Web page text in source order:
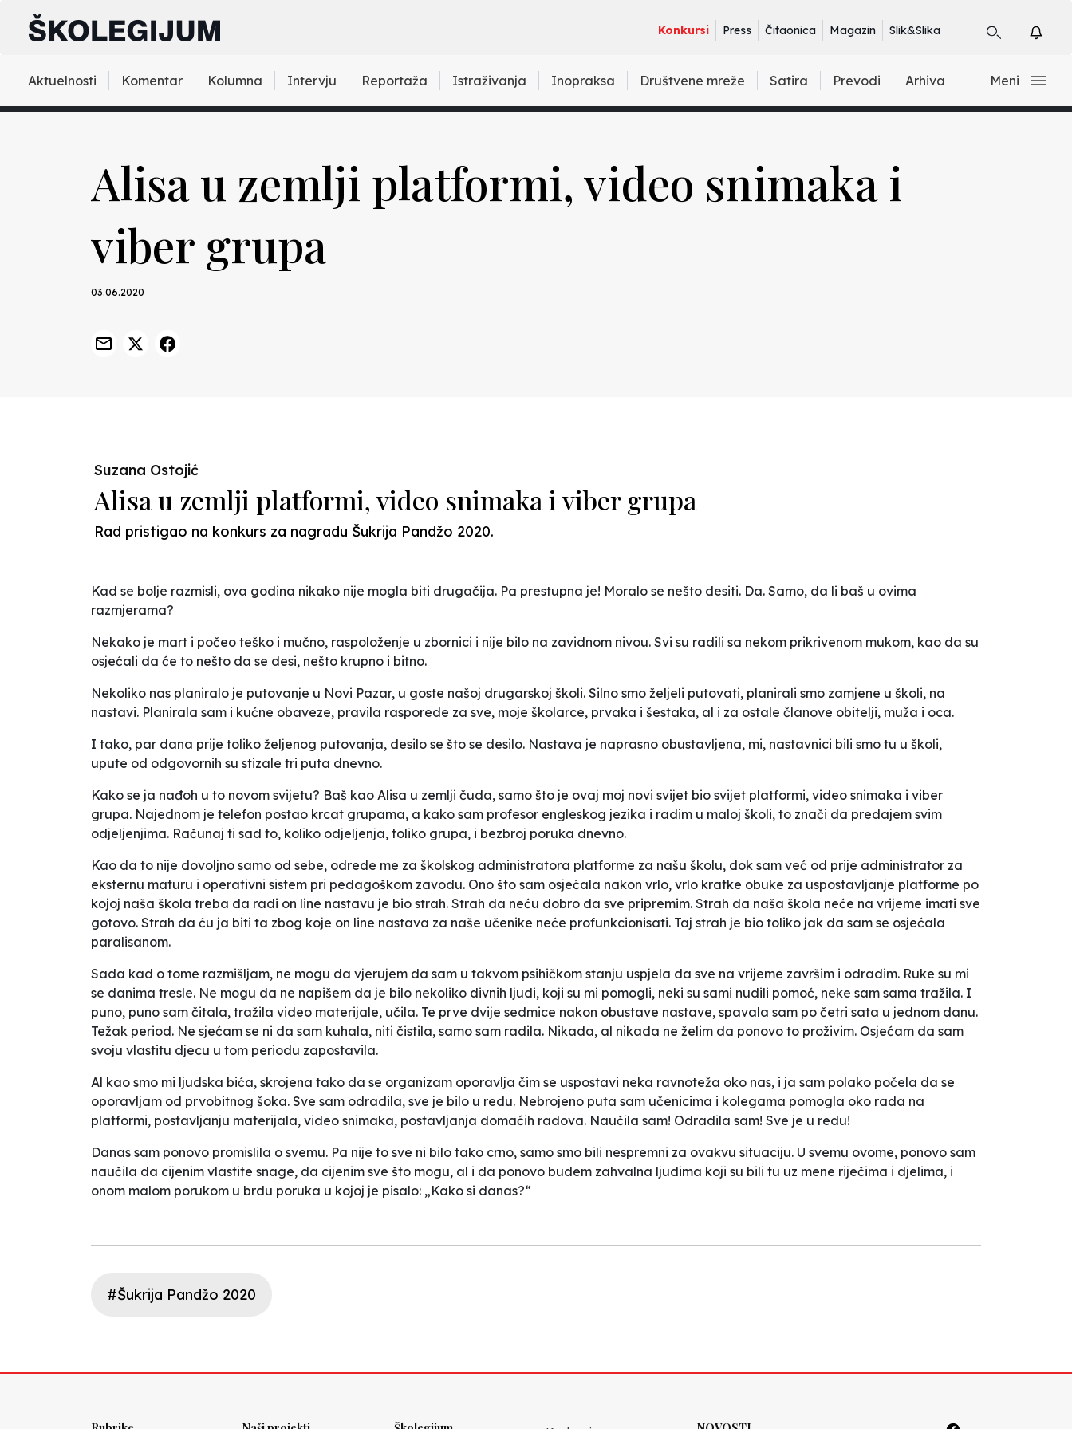
Konkursi Press Čitaonica Magazin Slik&Slika
Aktuelnosti Komentar Kolumna Intervju Reportaža Istraživanja Inopraksa Društvene mreže Satira Prevodi Arhiva Meni
Alisa u zemlji platformi, video snimaka i
viber grupa
03.06.2020
Suzana Ostojić
Alisa u zemlji platformi, video snimaka i viber grupa
Rad pristigao na konkurs za nagradu Šukrija Pandžo 2020.
Kad se bolje razmisli, ova godina nikako nije mogla biti drugačija. Pa prestupna je! Moralo se nešto desiti. Da. Samo, da li baš u ovima
razmjerama?
Nekako je mart i počeo teško i mučno, raspoloženje u zbornici i nije bilo na zavidnom nivou. Svi su radili sa nekom prikrivenom mukom, kao da su
osjećali da će to nešto da se desi, nešto krupno i bitno.
Nekoliko nas planiralo je putovanje u Novi Pazar, u goste našoj drugarskoj školi. Silno smo željeli putovati, planirali smo zamjene u školi, na
nastavi. Planirala sam i kućne obaveze, pravila rasporede za sve, moje školarce, prvaka i šestaka, al i za ostale članove obitelji, muža i oca.
I tako, par dana prije toliko željenog putovanja, desilo se što se desilo. Nastava je naprasno obustavljena, mi, nastavnici bili smo tu u školi,
upute od odgovornih su stizale tri puta dnevno.
Kako se ja nađoh u to novom svijetu? Baš kao Alisa u zemlji čuda, samo što je ovaj moj novi svijet bio svijet platformi, video snimaka i viber
grupa. Najednom je telefon postao krcat grupama, a kako sam profesor engleskog jezika i radim u maloj školi, to znači da predajem svim
odjeljenjima. Računaj ti sad to, koliko odjeljenja, toliko grupa, i bezbroj poruka dnevno.
Kao da to nije dovoljno samo od sebe, odrede me za školskog administratora platforme za našu školu, dok sam već od prije administrator za
eksternu maturu i operativni sistem pri pedagoškom zavodu. Ono što sam osjećala nakon vrlo, vrlo kratke obuke za uspostavljanje platforme po
kojoj naša škola treba da radi on line nastavu je bio strah. Strah da neću dobro da sve pripremim. Strah da naša škola neće na vrijeme imati sve
gotovo. Strah da ću ja biti ta zbog koje on line nastava za naše učenike neće profunkcionisati. Taj strah je bio toliko jak da sam se osjećala
paralisanom.
Sada kad o tome razmišljam, ne mogu da vjerujem da sam u takvom psihičkom stanju uspjela da sve na vrijeme završim i odradim. Ruke su mi
se danima tresle. Ne mogu da ne napišem da je bilo nekoliko divnih ljudi, koji su mi pomogli, neki su sami nudili pomoć, neke sam sama tražila. I
puno, puno sam čitala, tražila video materijale, učila. Te prve dvije sedmice nakon obustave nastave, spavala sam po četri sata u jednom danu.
Težak period. Ne sjećam se ni da sam kuhala, niti čistila, samo sam radila. Nikada, al nikada ne želim da ponovo to proživim. Osjećam da sam
svoju vlastitu djecu u tom periodu zapostavila.
Al kao smo mi ljudska bića, skrojena tako da se organizam oporavlja čim se uspostavi neka ravnoteža oko nas, i ja sam polako počela da se
oporavljam od prvobitnog šoka. Sve sam odradila, sve je bilo u redu. Nebrojeno puta sam učenicima i kolegama pomogla oko rada na
platformi, postavljanju materijala, video snimaka, postavljanja domaćih radova. Naučila sam! Odradila sam! Sve je u redu!
Danas sam ponovo promislila o svemu. Pa nije to sve ni bilo tako crno, samo smo bili nespremni za ovakvu situaciju. U svemu ovome, ponovo sam
naučila da cijenim vlastite snage, da cijenim sve što mogu, al i da ponovo budem zahvalna ljudima koji su bili tu uz mene riječima i djelima, i
onom malom porukom u brdu poruka u kojoj je pisalo: „Kako si danas?“
#Šukrija Pandžo 2020